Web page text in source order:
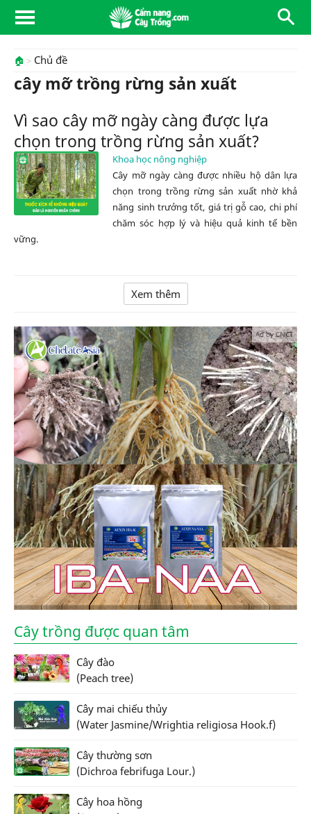
🏠 Chủ đề
cây mỡ trồng rừng sản xuất
Vì sao cây mỡ ngày càng được lựa
chọn trong trồng rừng sản xuất?
Khoa học nông nghiệp
Cây mỡ ngày càng được nhiều hộ dân lựa
chọn trong trồng rừng sản xuất nhờ khả
năng sinh trưởng tốt, giá trị gỗ cao, chi phí
chăm sóc hợp lý và hiệu quả kinh tế bền
vững.
Xem thêm
Ad by CNCT
Cây trồng được quan tâm
Cây đào
(Peach tree)
Cây mai chiếu thủy
(Water Jasmine/Wrightia religiosa Hook.f)
Cây thường sơn
(Dichroa febrifuga Lour.)
Cây hoa hồng